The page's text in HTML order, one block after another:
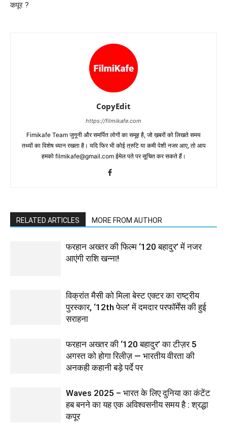
कपूर ?
CopyEdit
https://filmikafe.com
Fimikafe Team जुनूनी और समर्पित लोगों का समूह है, जो ख़बरों को लिखते समय
तथ्‍यों का विशेष ध्‍यान रखता है। यदि फिर भी कोई त्रुटि या कमी पेशी नजर आए, तो आप
हमको filmikafe@gmail.com ईमेल पते पर सूचित कर सकते हैं।
RELATED ARTICLES MORE FROM AUTHOR
फरहान अख्तर की फिल्म ‘120 बहादुर’ में नजर
आएंगी राशि खन्ना!
विक्रांत मैसी को मिला बेस्ट एक्टर का राष्ट्रीय
पुरस्कार, ‘12th फेल’ में दमदार परफॉर्मेंस की हुई
सराहना
फरहान अख्तर की ‘120 बहादुर’ का टीज़र 5
अगस्त को होगा रिलीज़ — भारतीय वीरता की
अनकही कहानी बड़े पर्दे पर
Waves 2025 – भारत के लिए दुनिया का कंटेंट
हब बनने का यह एक अविश्वसनीय समय है : श्रद्धा
कपूर